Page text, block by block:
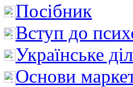
Посібник
Вступ до
Українське
Основи